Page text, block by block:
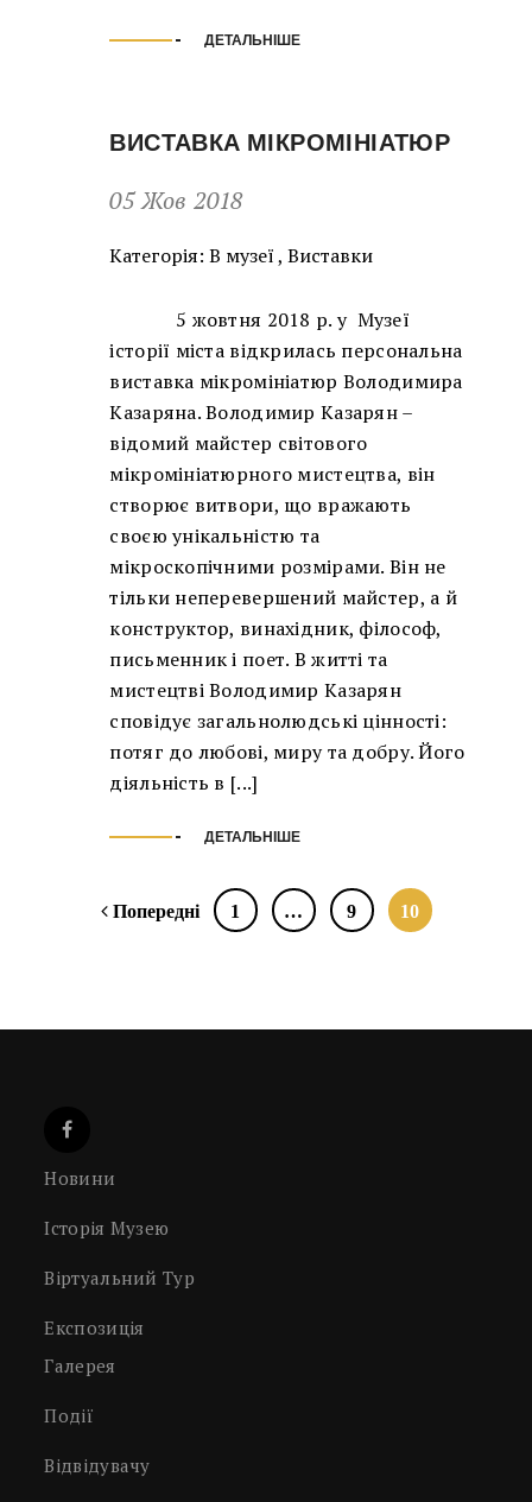
ДЕТАЛЬНІШЕ
ВИСТАВКА МІКРОМІНІАТЮР
05 Жов 2018
Категорія: В музеї,Виставки
5 жовтня 2018 р. у Музеї
історії міста відкрилась персональна
виставка мікромініатюр Володимира
Казаряна. Володимир Казарян –
відомий майстер світового
мікромініатюрного мистецтва, він
створює витвори, що вражають
своєю унікальністю та
мікроскопічними розмірами. Він не
тільки неперевершений майстер, а й
конструктор, винахідник, філософ,
письменник і поет. В житті та
мистецтві Володимир Казарян
сповідує загальнолюдські цінності:
потяг до любові, миру та добру. Його
діяльність в [...]
ДЕТАЛЬНІШЕ
Попередні 1 … 9 10
Новини
Історія Музею
Віртуальний Тур
Експозиція
Галерея
Події
Відвідувачу